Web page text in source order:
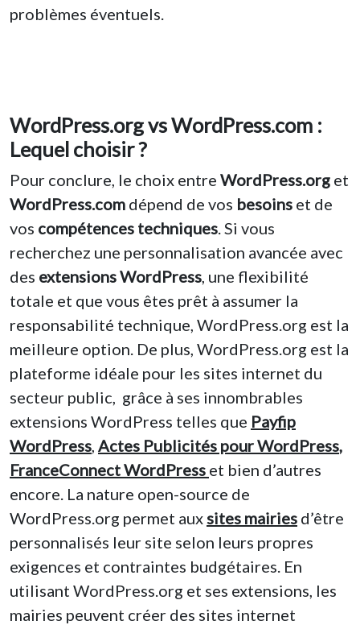
problèmes éventuels.
WordPress.org vs WordPress.com :
Lequel choisir ?
Pour conclure, le choix entre WordPress.org et
WordPress.com dépend de vos besoins et de
vos compétences techniques . Si vous
recherchez une personnalisation avancée avec
des extensions WordPress , une flexibilité
totale et que vous êtes prêt à assumer la
responsabilité technique, WordPress.org est la
meilleure option. De plus, WordPress.org est la
plateforme idéale pour les sites internet du
secteur public, grâce à ses innombrables
extensions WordPress telles que Payfip
WordPress Actes Publicités pour WordPress,
FranceConnect WordPress et bien d’autres
encore. La nature open-source de
WordPress.org permet aux sites mairies d’être
personnalisés leur site selon leurs propres
exigences et contraintes budgétaires. En
utilisant WordPress.org et ses extensions, les
mairies peuvent créer des sites internet